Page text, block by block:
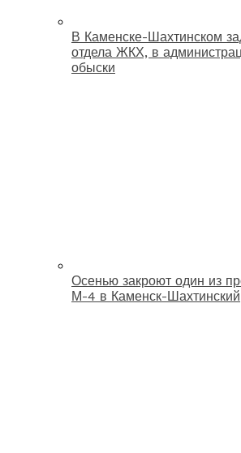
В Каменске-Шахтинском
отдела ЖКХ, в
обыски
Осенью закроют один из
М-4 в Каменск-Шахтинский